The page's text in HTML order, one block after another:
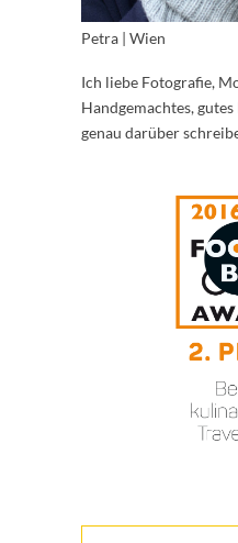
Petra | Wien
Ich liebe Fotografie,
Handgemachtes, gutes
genau darüber